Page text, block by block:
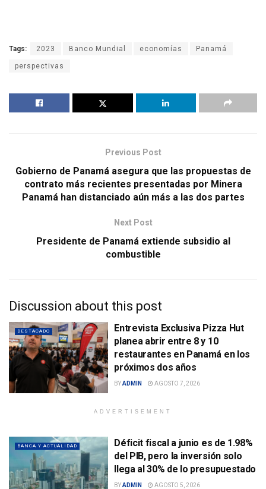
Tags: 2023 Banco Mundial economías Panamá
perspectivas
Previous Post
Gobierno de Panamá asegura que las propuestas de
contrato más recientes presentadas por Minera
Panamá han distanciado aún más a las dos partes
Next Post
Presidente de Panamá extiende subsidio al
combustible
Discussion about this post
DESTACADO
Entrevista Exclusiva Pizza Hut
planea abrir entre 8 y 10
restaurantes en Panamá en los
próximos dos años
BYADMIN AGOSTO 7, 2026
ADVERTISEMENT
BANCA Y ACTUALIDAD
Déficit fiscal a junio es de 1.98%
del PIB, pero la inversión solo
llega al 30% de lo presupuestado
BYADMIN AGOSTO 5, 2026